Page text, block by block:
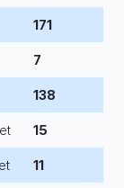
171
7
138
15
11